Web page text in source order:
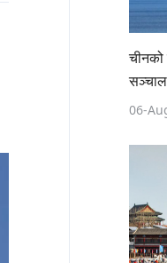
चीनको
06-